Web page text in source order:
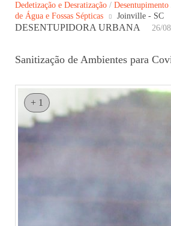
Dedetização e Desratização / Desentupimento
de Água e Fossas Sépticas
Joinville - SC
DESENTUPIDORA URBANA 26/
Sanitização de Ambientes para
+ 1